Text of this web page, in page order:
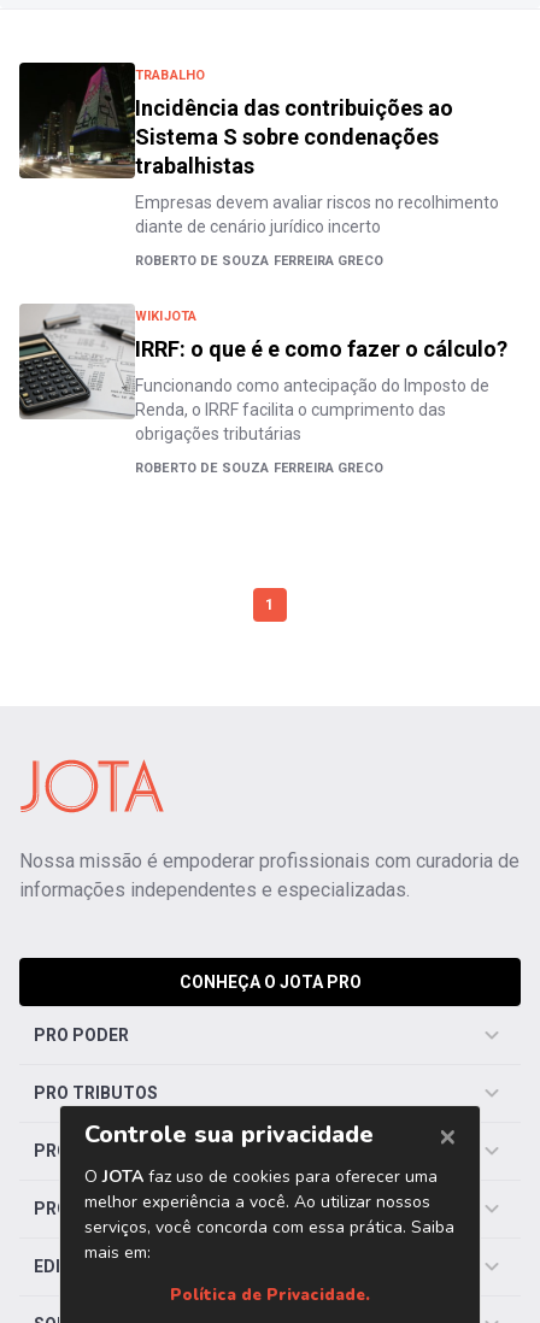
TRABALHO
Incidência das contribuições ao
Sistema S sobre condenações
trabalhistas
Empresas devem avaliar riscos no recolhimento
diante de cenário jurídico incerto
ROBERTO DE SOUZA FERREIRA GRECO
WIKIJOTA
IRRF: o que é e como fazer o cálculo?
Funcionando como antecipação do Imposto de
Renda, o IRRF facilita o cumprimento das
obrigações tributárias
ROBERTO DE SOUZA FERREIRA GRECO
1
Nossa missão é empoderar profissionais com curadoria de
informações independentes e especializadas.
CONHEÇA O JOTA PRO
PRO PODER
PRO TRIBUTOS
PRO TRABALHISTA
PRO SAÚDE
EDITORIAS